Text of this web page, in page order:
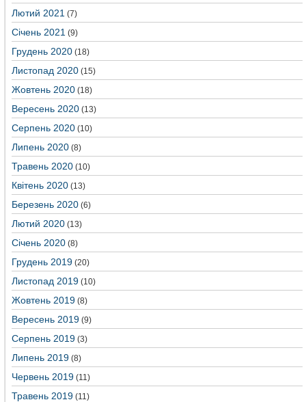
Лютий 2021 (7)
Січень 2021 (9)
Грудень 2020 (18)
Листопад 2020 (15)
Жовтень 2020 (18)
Вересень 2020 (13)
Серпень 2020 (10)
Липень 2020 (8)
Травень 2020 (10)
Квітень 2020 (13)
Березень 2020 (6)
Лютий 2020 (13)
Січень 2020 (8)
Грудень 2019 (20)
Листопад 2019 (10)
Жовтень 2019 (8)
Вересень 2019 (9)
Серпень 2019 (3)
Липень 2019 (8)
Червень 2019 (11)
Травень 2019 (11)